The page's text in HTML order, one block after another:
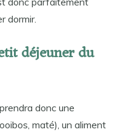
dormir.
déjeuner du
donc une
maté), un aliment